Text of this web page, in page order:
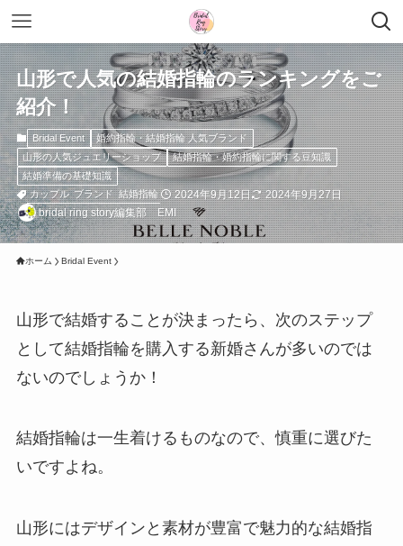
山形で人気の結婚指輪のランキングをご
紹介！
Bridal Event
婚約指輪・結婚指輪 人気ブランド
山形の人気ジュエリーショップ
結婚指輪・婚約指輪に関する豆知識
結婚準備の基礎知識
カップル ブランド 結婚指輪 2024年9月12日
2024年9月27日
bridal ring story編集部 EMI
ホーム Bridal Event
山形で結婚することが決まったら、次のステップ
として結婚指輪を購入する新婚さんが多いのでは
ないのでしょうか！
結婚指輪は一生着けるものなので、慎重に選びた
いですよね。
山形にはデザインと素材が豊富で魅力的な結婚指